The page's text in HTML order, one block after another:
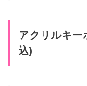
アクリルキー
込)